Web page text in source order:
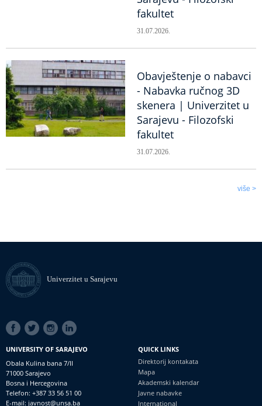
fakultet
31.07.2026.
Obavještenje o nabavci
- Nabavka ručnog 3D
skenera | Univerzitet u
Sarajevu - Filozofski
fakultet
31.07.2026.
više >
Univerzitet u Sarajevu
SOCIAL
LINKS
UNIVERSITY OF SARAJEVO
Obala Kulina bana 7/II
71000 Sarajevo
Bosna i Hercegovina
Telefon: +387 33 56 51 00
E-mail: javnost@unsa.ba
QUICK LINKS
Direktorij kontakata
Mapa
Akademski kalendar
Javne nabavke
International